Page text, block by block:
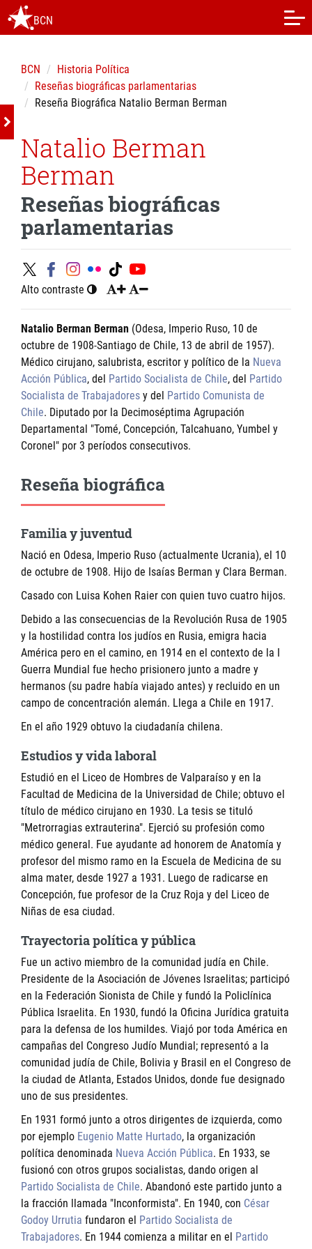
BCN
BCN
Historia Política
Reseñas biográficas parlamentarias
Reseña Biográfica Natalio Berman Berman
Natalio Berman
Berman
Reseñas biográficas
parlamentarias
Alto contraste
Natalio Berman Berman (Odesa, Imperio Ruso, 10 de
octubre de 1908-Santiago de Chile, 13 de abril de 1957).
Médico cirujano, salubrista, escritor y político de la Nueva
Acción Pública, del Partido Socialista de Chile, del Partido
Socialista de Trabajadores y del Partido Comunista de
Chile. Diputado por la Decimoséptima Agrupación
Departamental "Tomé, Concepción, Talcahuano, Yumbel y
Coronel" por 3 períodos consecutivos.
Reseña biográfica
Familia y juventud
Nació en Odesa, Imperio Ruso (actualmente Ucrania), el 10
de octubre de 1908. Hijo de Isaías Berman y Clara Berman.
Casado con Luisa Kohen Raier con quien tuvo cuatro hijos.
Debido a las consecuencias de la Revolución Rusa de 1905
y la hostilidad contra los judíos en Rusia, emigra hacia
América pero en el camino, en 1914 en el contexto de la I
Guerra Mundial fue hecho prisionero junto a madre y
hermanos (su padre había viajado antes) y recluido en un
campo de concentración alemán. Llega a Chile en 1917.
En el año 1929 obtuvo la ciudadanía chilena.
Estudios y vida laboral
Estudió en el Liceo de Hombres de Valparaíso y en la
Facultad de Medicina de la Universidad de Chile; obtuvo el
título de médico cirujano en 1930. La tesis se tituló
"Metrorragias extrauterina". Ejerció su profesión como
médico general. Fue ayudante ad honorem de Anatomía y
profesor del mismo ramo en la Escuela de Medicina de su
alma mater, desde 1927 a 1931. Luego de radicarse en
Concepción, fue profesor de la Cruz Roja y del Liceo de
Niñas de esa ciudad.
Trayectoria política y pública
Fue un activo miembro de la comunidad judía en Chile.
Presidente de la Asociación de Jóvenes Israelitas; participó
en la Federación Sionista de Chile y fundó la Policlínica
Pública Israelita. En 1930, fundó la Oficina Jurídica gratuita
para la defensa de los humildes. Viajó por toda América en
campañas del Congreso Judío Mundial; representó a la
comunidad judía de Chile, Bolivia y Brasil en el Congreso de
la ciudad de Atlanta, Estados Unidos, donde fue designado
uno de sus presidentes.
En 1931 formó junto a otros dirigentes de izquierda, como
por ejemplo Eugenio Matte Hurtado, la organización
política denominada Nueva Acción Pública. En 1933, se
fusionó con otros grupos socialistas, dando origen al
Partido Socialista de Chile. Abandonó este partido junto a
la fracción llamada "Inconformista". En 1940, con César
Godoy Urrutia fundaron el Partido Socialista de
Trabajadores. En 1944 comienza a militar en el Partido